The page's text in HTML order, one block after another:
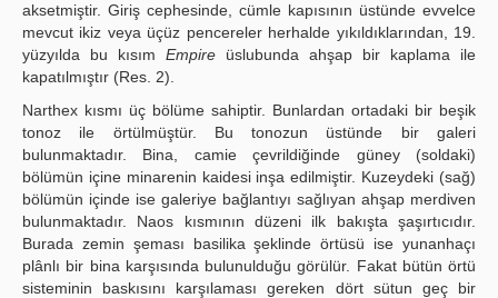
aksetmiştir. Giriş cephesinde, cümle kapısının üstünde evvelce
mevcut ikiz veya üçüz pencereler herhalde yıkıldıklarından, 19.
yüzyılda bu kısım Empire üslubunda ahşap bir kaplama ile
kapatılmıştır (Res. 2).
Narthex kısmı üç bölüme sahiptir. Bunlardan ortadaki bir beşik
tonoz ile örtülmüştür. Bu tonozun üstünde bir galeri
bulunmaktadır. Bina, camie çevrildiğinde güney (soldaki)
bölümün içine minarenin kaidesi inşa edilmiştir. Kuzeydeki (sağ)
bölümün içinde ise galeriye bağlantıyı sağlıyan ahşap merdiven
bulunmaktadır. Naos kısmının düzeni ilk bakışta şaşırtıcıdır.
Burada zemin şeması basilika şeklinde örtüsü ise yunanhaçı
plânlı bir bina karşısında bulunulduğu görülür. Fakat bütün örtü
sisteminin baskısını karşılaması gereken dört sütun geç bir